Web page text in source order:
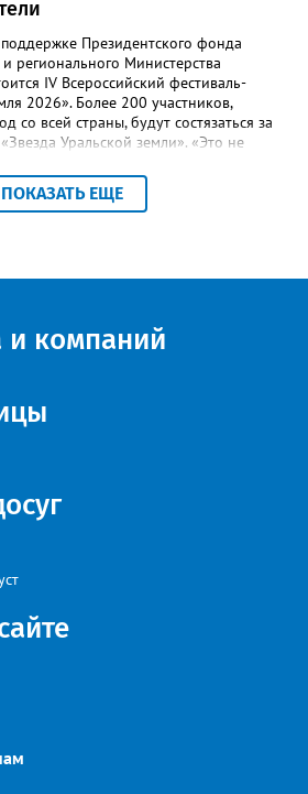
Президентского фонда
регионального Министерства
IV Всероссийский фестиваль-
2026». Более 200 участников,
со всей страны, будут состязаться за
Уральской земли». «Это не
мастер-классы от ведущих
победителей прошлых лет и
Курганской, Оренбургской
фестиваля, эстрадный
патриотического конкурса страны
участник телевизионных проектов
звания «Голос страны» Алексей
ПОКАЗАТЬ ЕЩЕ
и компаний